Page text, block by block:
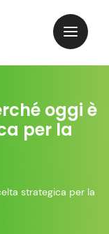
oggi è
per la
strategica per la